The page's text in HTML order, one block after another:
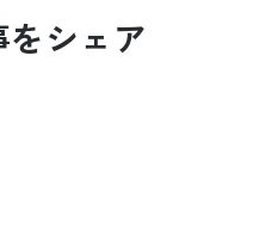
をシェア